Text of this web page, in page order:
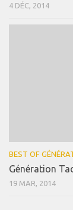
4 DÉC, 2014
BEST OF
Génération
19 MAR, 2014